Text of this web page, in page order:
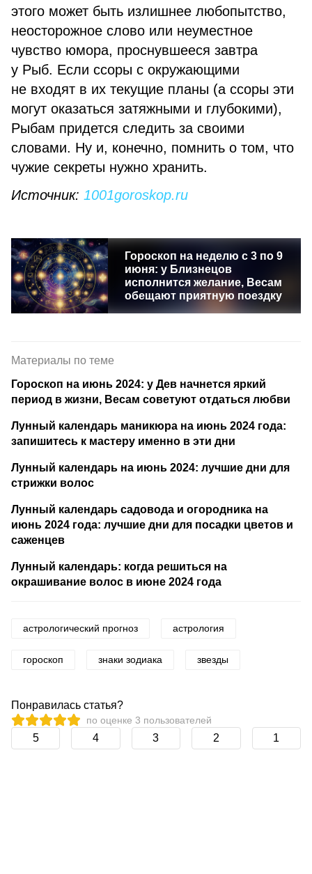
этого может быть излишнее любопытство,
неосторожное слово или неуместное
чувство юмора, проснувшееся завтра
у Рыб. Если ссоры с окружающими
не входят в их текущие планы (а ссоры эти
могут оказаться затяжными и глубокими),
Рыбам придется следить за своими
словами. Ну и, конечно, помнить о том, что
чужие секреты нужно хранить.
Источник: 1001goroskop.ru
Гороскоп на неделю с 3 по 9
июня: у Близнецов
исполнится желание, Весам
обещают приятную поездку
Материалы по теме
Гороскоп на июнь 2024: у Дев начнется яркий
период в жизни, Весам советуют отдаться любви
Лунный календарь маникюра на июнь 2024 года:
запишитесь к мастеру именно в эти дни
Лунный календарь на июнь 2024: лучшие дни для
стрижки волос
Лунный календарь садовода и огородника на
июнь 2024 года: лучшие дни для посадки цветов и
саженцев
Лунный календарь: когда решиться на
окрашивание волос в июне 2024 года
астрологический прогноз астрология
гороскоп знаки зодиака звезды
Понравилась статья?
по оценке 3 пользователей
5 4 3 2 1